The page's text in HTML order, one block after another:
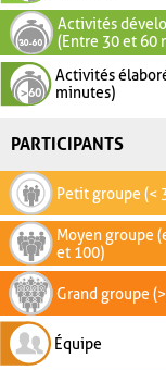
Activités
(Entre 30 et 60
Activités
minutes)
PARTICIPANTS
Petit groupe (<
Moyen groupe
et 100)
Grand groupe
Équipe